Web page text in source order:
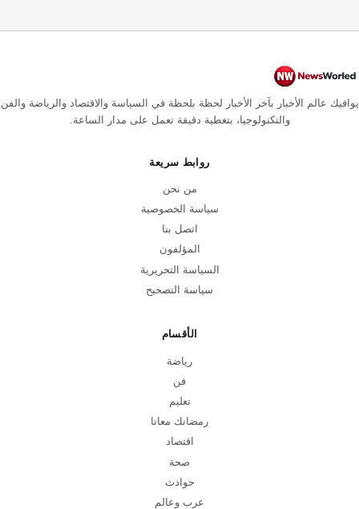
يوافيك عالم الأخبار بآخر الأخبار لحظة بلحظة في السياسة والاقتصاد والرياضة والفن
والتكنولوجيا، بتغطية دقيقة تعمل على مدار الساعة.
روابط سريعة
من نحن
سياسة الخصوصية
اتصل بنا
المؤلفون
السياسة التحريرية
سياسة التصحيح
الأقسام
رياضة
فن
تعليم
رمضانك معانا
اقتصاد
صحة
حوادث
عرب وعالم